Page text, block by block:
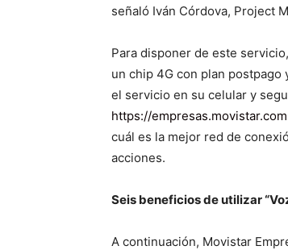
señaló Iván Córdova, Project
Para disponer de este
un chip 4G con plan postpago
el servicio en su celular y
https://
cuál es la mejor red de
acciones.
Seis beneficios de utilizar
A continuación, Movistar